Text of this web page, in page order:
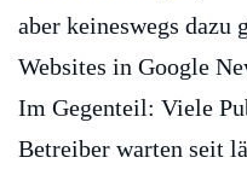
aber keineswegs dazu
Websites in Google
Im Gegenteil: Viele
Betreiber warten seit